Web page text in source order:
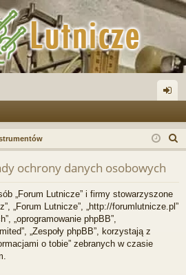
og
uj
ę
z
ochrony danych osobowych
„Forum Lutnicze” i firmy stowarzyszone
„Forum Lutnicze”, „http://forumlutnicze.pl”
„oprogramowanie phpBB”,
„Zespoły phpBB”, korzystają z
o tobie” zebranych w czasie